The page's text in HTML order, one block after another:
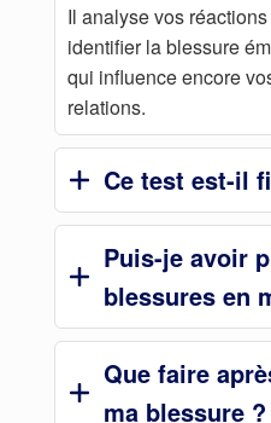
Il analyse vos
identifier la blessure
qui influence encore
relations.
Ce test est-il
Puis-je avoir
blessures en
Que faire
ma blessure ?